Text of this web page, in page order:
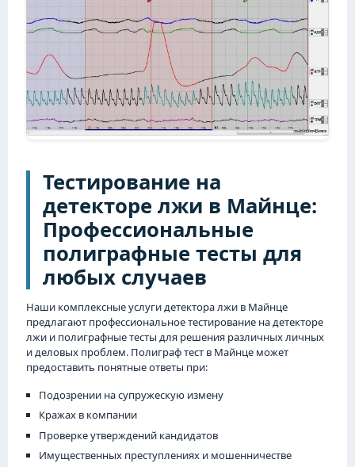
Тестирование на
детекторе лжи в Майнце:
Профессиональные
полиграфные тесты для
любых случаев
Наши комплексные услуги детектора лжи в Майнце
предлагают профессиональное тестирование на детекторе
лжи и полиграфные тесты для решения различных личных
и деловых проблем. Полиграф тест в Майнце может
предоставить понятные ответы при:
Подозрении на супружескую измену
Кражах в компании
Проверке утверждений кандидатов
Имущественных преступлениях и мошенничестве